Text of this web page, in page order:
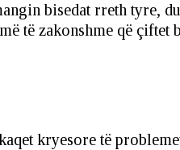
bisedat rreth tyre,
të zakonshme që çiftet
kryesore të